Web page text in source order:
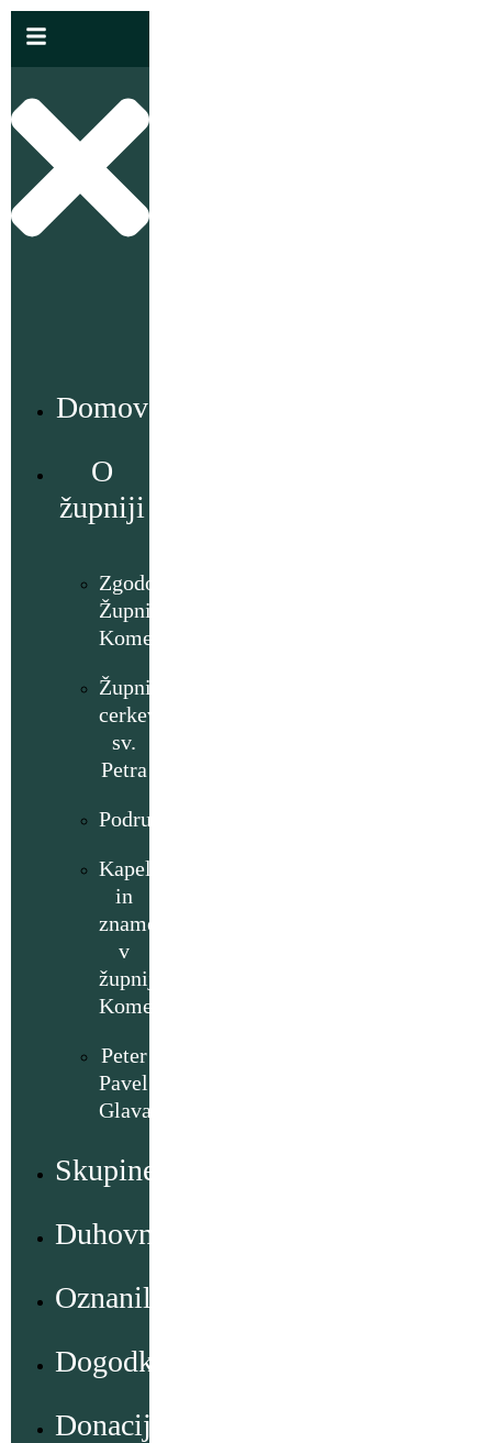
Domov
O
župniji
Zgodovina
Župnije
Komenda
Župnijska
cerkev
sv.
Petra
Podružnice
Kapelice
in
znamenja
v
župniji
Komenda
Peter
Pavel
Glavar
Skupine
Duhovno
Oznanila
Dogodki
Donacije